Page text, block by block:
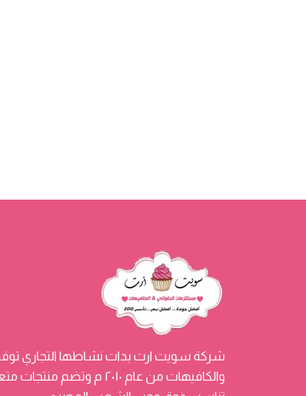
شركة سويت ارت بدات نشاطها التجاري
والكافيهات من عام ٢٠١٠